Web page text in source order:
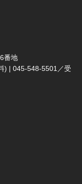
番地
) | 045-548-5501／受